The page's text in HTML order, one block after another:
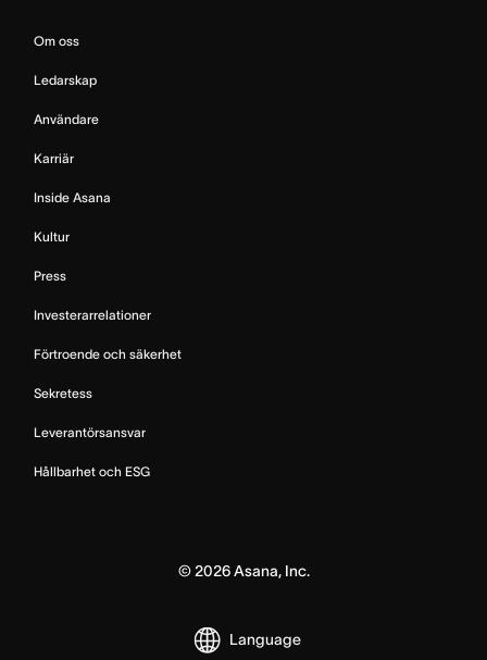
Om oss
Ledarskap
Användare
Karriär
Inside Asana
Kultur
Press
Investerarrelationer
Förtroende och säkerhet
Sekretess
Leverantörsansvar
Hållbarhet och ESG
© 2026Asana, Inc.
Language